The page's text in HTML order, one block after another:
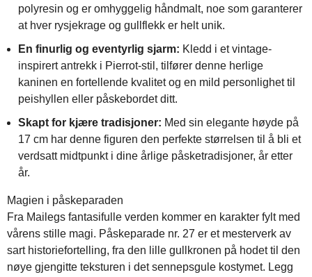
polyresin og er omhyggelig håndmalt, noe som garanterer
at hver rysjekrage og gullflekk er helt unik.
En finurlig og eventyrlig sjarm: Kledd i et vintage-
inspirert antrekk i Pierrot-stil, tilfører denne herlige
kaninen en fortellende kvalitet og en mild personlighet til
peishyllen eller påskebordet ditt.
Skapt for kjære tradisjoner: Med sin elegante høyde på
17 cm har denne figuren den perfekte størrelsen til å bli et
verdsatt midtpunkt i dine årlige påsketradisjoner, år etter
år.
Magien i påskeparaden
Fra Mailegs fantasifulle verden kommer en karakter fylt med
vårens stille magi. Påskeparade nr. 27 er et mesterverk av
sart historiefortelling, fra den lille gullkronen på hodet til den
nøye gjengitte teksturen i det sennepsgule kostymet. Legg